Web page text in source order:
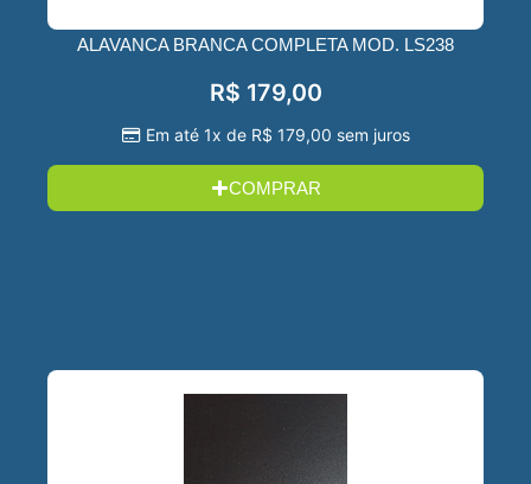
ALAVANCA BRANCA COMPLETA MOD. LS238
R$ 179,00
Em até 1x de R$ 179,00 sem juros
COMPRAR